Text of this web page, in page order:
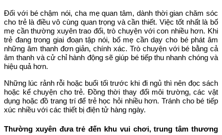
Đối với bé chậm nói, cha mẹ quan tâm, dành thời gian chăm sóc
cho trẻ là điều vô cùng quan trọng và cần thiết. Việc tốt nhất là bố
mẹ cần thường xuyên trao đổi, trò chuyện với con nhiều hơn. Khi
trẻ đang trong giai đoạn tập nói, bố mẹ cần dạy cho bé phát âm
những âm thanh đơn giản, chính xác. Trò chuyện với bé bằng cả
âm thanh và cử chỉ hành động sẽ giúp bé tiếp thu nhanh chóng và
hiệu quả hơn.
Những lúc rảnh rỗi hoặc buổi tối trước khi đi ngủ thì nên đọc sách
hoặc kể chuyện cho trẻ. Đồng thời thay đổi môi trường, các vật
dụng hoặc đồ trang trí để trẻ học hỏi nhiều hơn. Tránh cho bé tiếp
xúc nhiều với các thiết bị điện tử hàng ngày.
Thường xuyên đưa trẻ đến khu vui chơi, trung tâm thương